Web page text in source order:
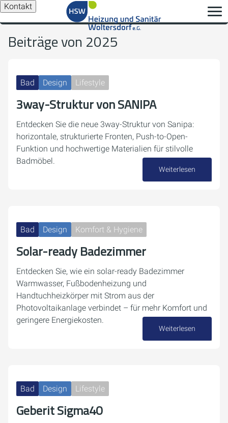
Kontakt
Beiträge von 2025
Bad Design Lifestyle
3way-Struktur von SANIPA
Entdecken Sie die neue 3way-Struktur von Sanipa:
horizontale, strukturierte Fronten, Push-to-Open-
Funktion und hochwertige Materialien für stilvolle
Badmöbel.
Weiterlesen
Bad Design Komfort & Hygiene
Solar-ready Badezimmer
Entdecken Sie, wie ein solar-ready Badezimmer
Warmwasser, Fußbodenheizung und
Handtuchheizkörper mit Strom aus der
Photovoltaikanlage verbindet – für mehr Komfort und
geringere Energiekosten.
Weiterlesen
Bad Design Lifestyle
Geberit Sigma40